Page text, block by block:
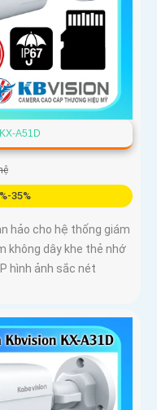
A51D
35%
hảo cho hệ thống giám
không dây khe thẻ nhớ
hình ảnh sắc nét